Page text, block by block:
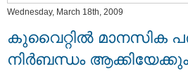
Wednesday, March 18th, 2009
കുവൈറ്റില്‍ മാനസിക
നിര്‍ബന്ധം ആക്കിയേക്കും